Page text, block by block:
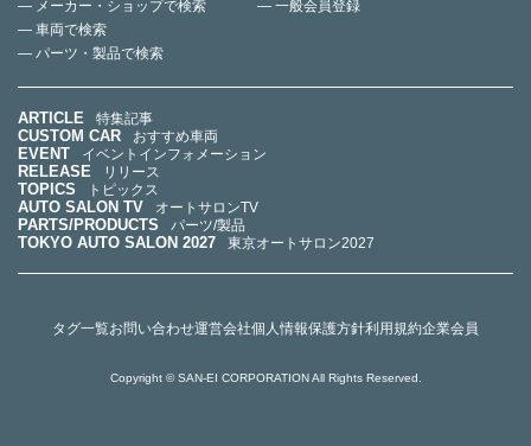
— メーカー・ショップで検索
— 車両で検索
— パーツ・製品で検索
— 一般会員登録
ARTICLE 特集記事
CUSTOM CAR おすすめ車両
EVENT イベントインフォメーション
RELEASE リリース
TOPICS トピックス
AUTO SALON TV オートサロンTV
PARTS/PRODUCTS パーツ/製品
TOKYO AUTO SALON 2027 東京オートサロン2027
タグ一覧お問い合わせ運営会社個人情報保護方針利用規約企業会員
Copyright © SAN-EI CORPORATION All Rights Reserved.